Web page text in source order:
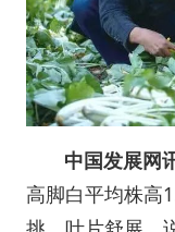
中国发展网
高脚白平均株高